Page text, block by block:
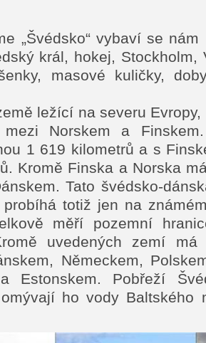
„Švédsko“ vybaví se
král, hokej, Stockholm,
masové kuličky,
ležící na severu
mezi Norskem a
1 619 kilometrů a s
Kromě Finska a Norska
Tato švédsko-
totiž jen na
měří pozemní
uvedených zemí má
Německem,
Estonskem. Pobřeží
ho vody Baltského